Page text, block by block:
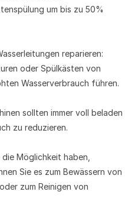
um bis zu 50%
reparieren:
oder Spülkästen von
Wasserverbrauch führen.
sollten immer voll beladen
zu reduzieren.
Möglichkeit haben,
Sie es zum Bewässern von
zum Reinigen von